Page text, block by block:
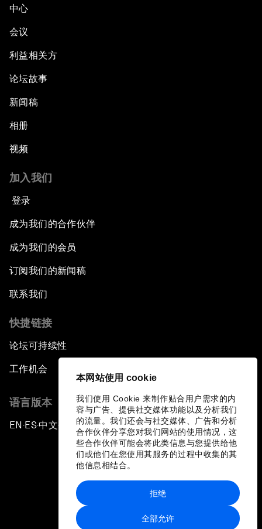
本网站使用 cookie
我们使用 Cookie 来制作贴合用户需求的内
容与广告、提供社交媒体功能以及分析我们
的流量。我们还会与社交媒体、广告和分析
合作伙伴分享您对我们网站的使用情况，这
些合作伙伴可能会将此类信息与您提供给他
们或他们在您使用其服务的过程中收集的其
他信息相结合。
全部允许
拒绝
中心
会议
利益相关方
论坛故事
新闻稿
相册
视频
加入我们
登录
成为我们的合作伙伴
成为我们的会员
订阅我们的新闻稿
联系我们
快捷链接
论坛可持续性
工作机会
语言版本
EN ▪ES▪中文▪ 日本語
站点地图